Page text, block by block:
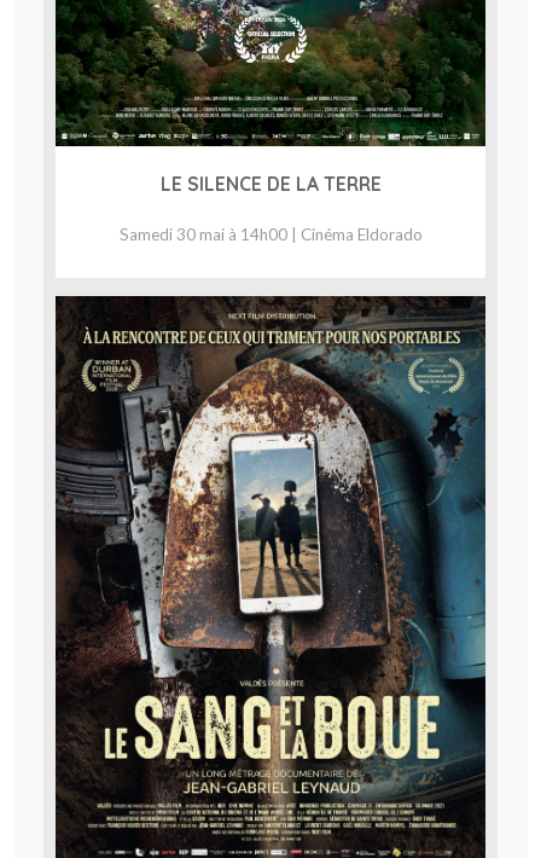
LE SILENCE DE LA TERRE
Samedi 30 mai à 14h00 | Cinéma Eldorado